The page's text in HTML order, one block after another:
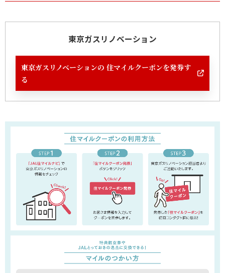
東京ガスリノベーション
東京ガスリノベーションの 住マイルクーポンを発券す
る